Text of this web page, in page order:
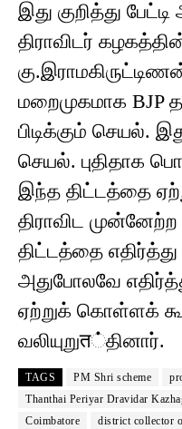
இது குறித்து
திராவிடர்
மறைமுகமாக BJP
பிடிக்கும் செயல்.
செயல். புதிதாக
இந்த திட்டத்தை
திராவிட
திட்டத்தை
அதுபோலவே
ஏற்றுக் கொள்ளக்
வலியுறுत்தினார்.
TAGS PM Shri scheme
Thanthai Periyar Dravidar
Coimbatore
district collector